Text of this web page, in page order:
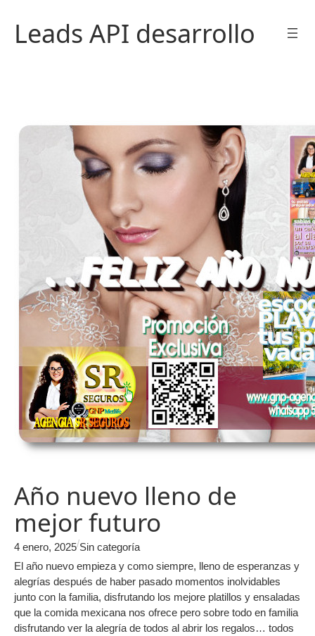
contenido
Leads API desarrollo
Año nuevo lleno de
mejor futuro
4 enero, 2025/Sin categoría
El año nuevo empieza y como siempre, lleno de esperanzas y
alegrías después de haber pasado momentos inolvidables
junto con la familia, disfrutando los mejore platillos y ensaladas
que la comida mexicana nos ofrece pero sobre todo en familia
disfrutando ver la alegría de todos al abrir los regalos… todos